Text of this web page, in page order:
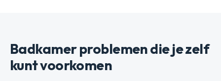
Badkamer problemen die je zelf
kunt voorkomen